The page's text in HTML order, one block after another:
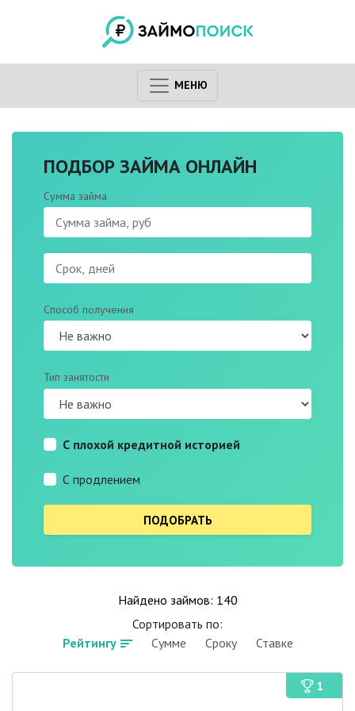
МЕНЮ
ПОДБОР ЗАЙМА ОНЛАЙН
Сумма займа
Способ получения
Тип занятости
С плохой кредитной историей
С продлением
Найдено займов: 140
Сортировать по:
Рейтингу
Сумме Сроку Ставке
1